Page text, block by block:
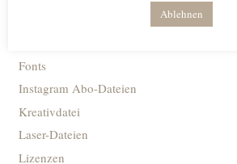
Fonts
Instagram Abo-Dateien
Kreativdatei
Laser-Dateien
Lizenzen
Ablehnen